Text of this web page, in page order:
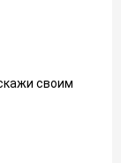
своим